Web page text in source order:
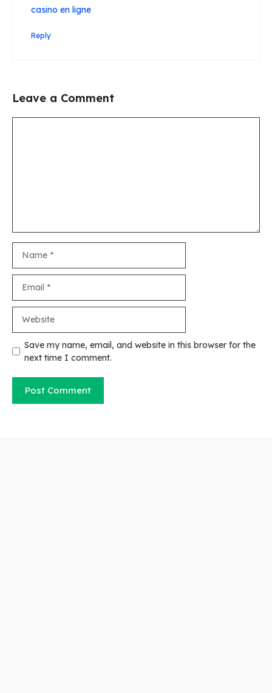
casino en ligne
Reply
Leave a Comment
Save my name, email, and website in this browser for the
next time I comment.